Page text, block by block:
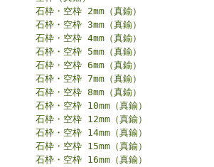
石枠・空枠 2mm（真鍮）
石枠・空枠 3mm（真鍮）
石枠・空枠 4mm（真鍮）
石枠・空枠 5mm（真鍮）
石枠・空枠 6mm（真鍮）
石枠・空枠 7mm（真鍮）
石枠・空枠 8mm（真鍮）
石枠・空枠 10mm（真鍮）
石枠・空枠 12mm（真鍮）
石枠・空枠 14mm（真鍮）
石枠・空枠 15mm（真鍮）
石枠・空枠 16mm（真鍮）